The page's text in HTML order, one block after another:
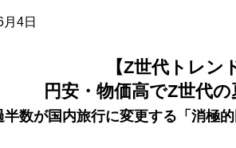
4日
【Z世代トレン
円安・物価高でZ世代
半数が国内旅行に変更する「消極